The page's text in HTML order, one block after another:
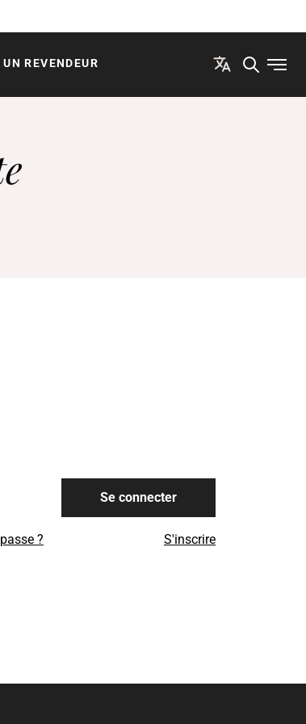
REVENDEUR
Se connecter
? S'inscrire